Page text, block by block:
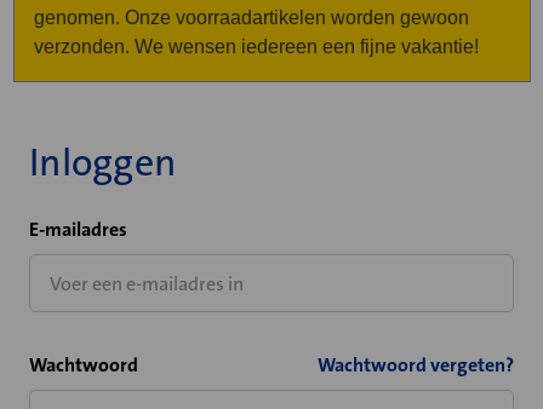
genomen. Onze voorraadartikelen worden gewoon
verzonden. We wensen iedereen een fijne vakantie!
Inloggen
E-mailadres
Wachtwoord Wachtwoord vergeten?